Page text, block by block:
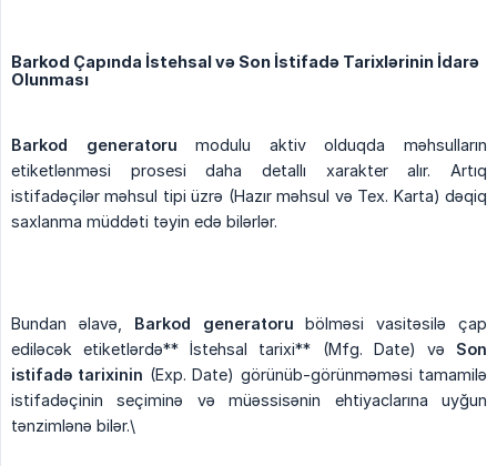
Barkod Çapında İstehsal və Son İstifadə Tarixlərinin İdarə
Olunması
Barkod generatoru modulu aktiv olduqda məhsulların
etiketlənməsi prosesi daha detallı xarakter alır. Artıq
istifadəçilər məhsul tipi üzrə (Hazır məhsul və Tex. Karta) dəqiq
saxlanma müddəti təyin edə bilərlər.
Bundan əlavə, Barkod generatoru bölməsi vasitəsilə çap
ediləcək etiketlərdə** İstehsal tarixi** (Mfg. Date) və Son
istifadə tarixinin (Exp. Date) görünüb-görünməməsi tamamilə
istifadəçinin seçiminə və müəssisənin ehtiyaclarına uyğun
tənzimlənə bilər.\